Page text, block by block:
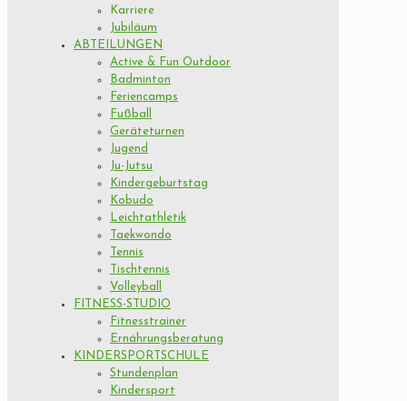
Karriere
Jubiläum
ABTEILUNGEN
Active & Fun Outdoor
Badminton
Feriencamps
Fußball
Geräteturnen
Jugend
Ju-Jutsu
Kindergeburtstag
Kobudo
Leichtathletik
Taekwondo
Tennis
Tischtennis
Volleyball
FITNESS-STUDIO
Fitnesstrainer
Ernährungsberatung
KINDERSPORTSCHULE
Stundenplan
Kindersport